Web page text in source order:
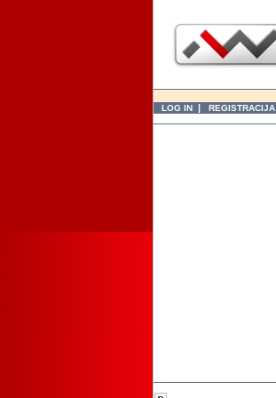
LOG IN | REGISTRACIJA